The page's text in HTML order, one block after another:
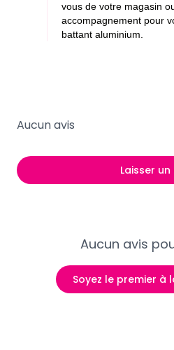
vous de votre magasin
accompagnement pour
battant aluminium.
Aucun avis
Soyez le premier à
Aucun avis
Laisser un